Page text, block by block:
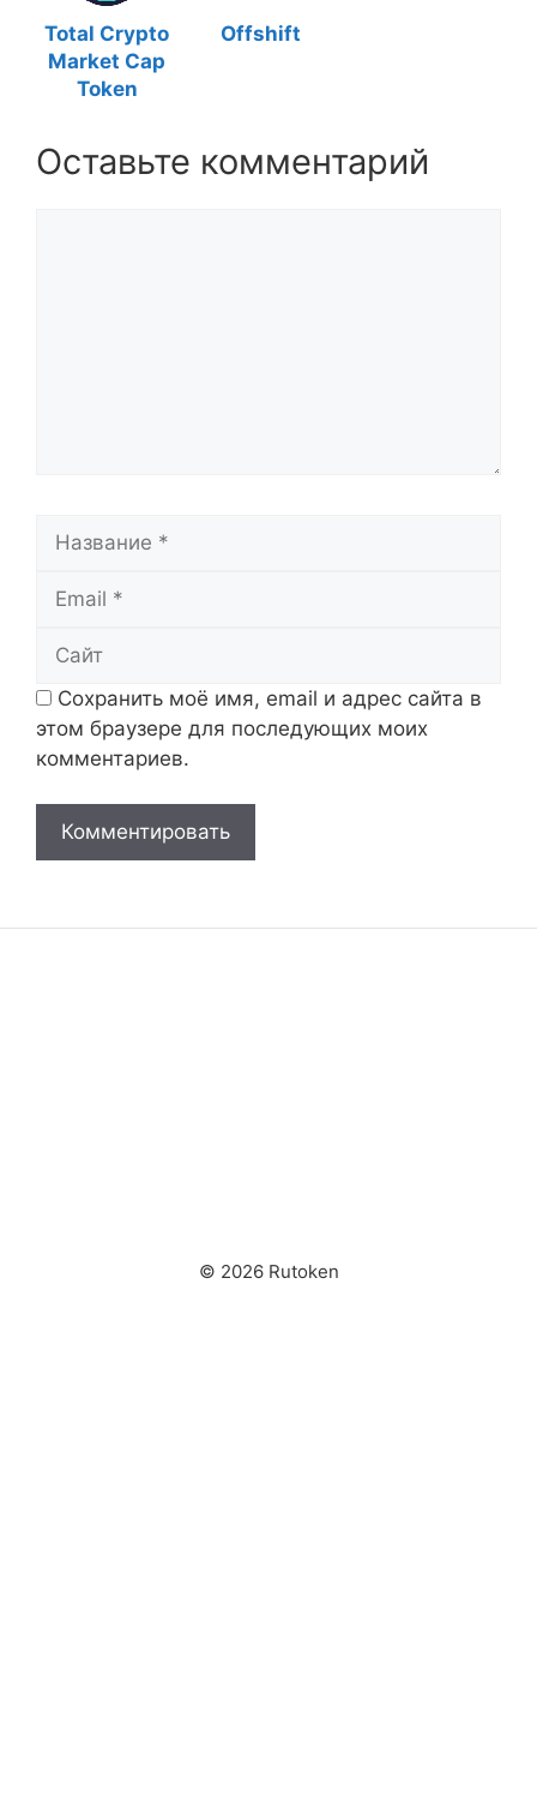
Total Crypto
Market Cap
Token
Offshift
Оставьте комментарий
Сохранить моё имя, email и адрес сайта в
этом браузере для последующих моих
комментариев.
© 2026 Rutoken